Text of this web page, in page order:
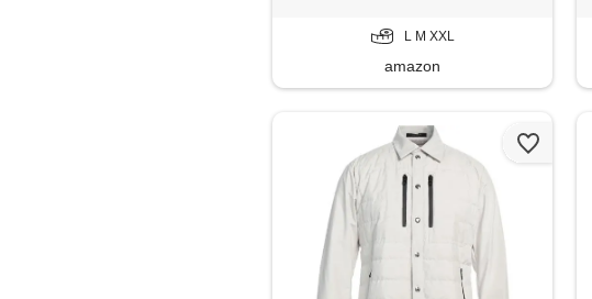
L M XXL
amazon